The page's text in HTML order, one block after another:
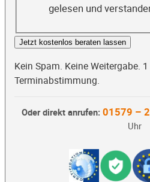
gelesen und
Jetzt kostenlos beraten lassen
Kein Spam. Keine Weitergabe.
Terminabstimmung.
Oder direkt anrufen: 01579 –
Uhr